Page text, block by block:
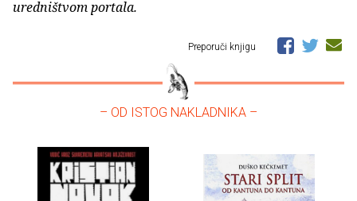
uredništvom portala.
Preporuči knjigu
– OD ISTOG NAKLADNIKA –